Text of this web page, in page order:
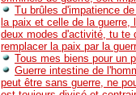
Tu brûles d'impatience
la paix et celle de la
deux modes d'activité, tu te
remplacer la paix par la
Tous mes biens pour un
Guerre intestine de
peut être sans guerre, ne